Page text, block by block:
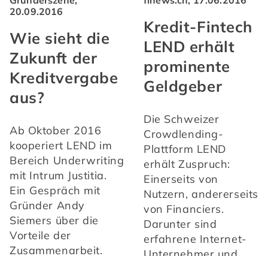
20.09.2016
Wie sieht die
Zukunft der
Kreditvergabe
aus?
Ab Oktober 2016
kooperiert LEND im
Bereich Underwriting
mit Intrum Justitia.
Ein Gespräch mit
Gründer Andy
Siemers über die
Vorteile der
Kredit-Fintech
LEND erhält
prominente
Geldgeber
Die Schweizer
Crowdlending-
Plattform LEND
erhält Zuspruch:
Einerseits von
Nutzern, andererseits
von Financiers.
Darunter sind
erfahrene Internet-